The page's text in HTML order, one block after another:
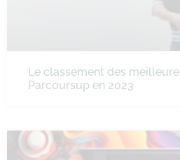
Le classement des
Parcoursup en 2023